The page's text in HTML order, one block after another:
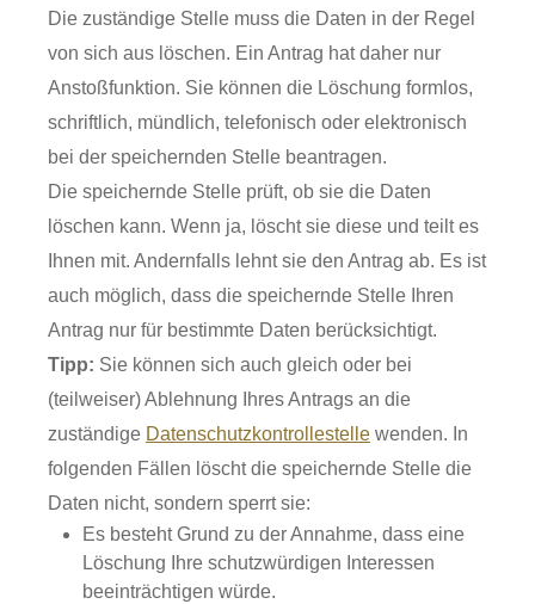
Die zuständige Stelle muss die Daten in der Regel
von sich aus löschen. Ein Antrag hat daher nur
Anstoßfunktion. Sie können die Löschung formlos,
schriftlich, mündlich, telefonisch oder elektronisch
bei der speichernden Stelle beantragen.
Die speichernde Stelle prüft, ob sie die Daten
löschen kann. Wenn ja, löscht sie diese und teilt es
Ihnen mit. Andernfalls lehnt sie den Antrag ab. Es ist
auch möglich, dass die speichernde Stelle Ihren
Antrag nur für bestimmte Daten berücksichtigt.
Tipp: Sie können sich auch gleich oder bei
(teilweiser) Ablehnung Ihres Antrags an die
zuständige Datenschutzkontrollestelle wenden. In
folgenden Fällen löscht die speichernde Stelle die
Daten nicht, sondern sperrt sie:
Es besteht Grund zu der Annahme, dass eine
Löschung Ihre schutzwürdigen Interessen
beeinträchtigen würde.